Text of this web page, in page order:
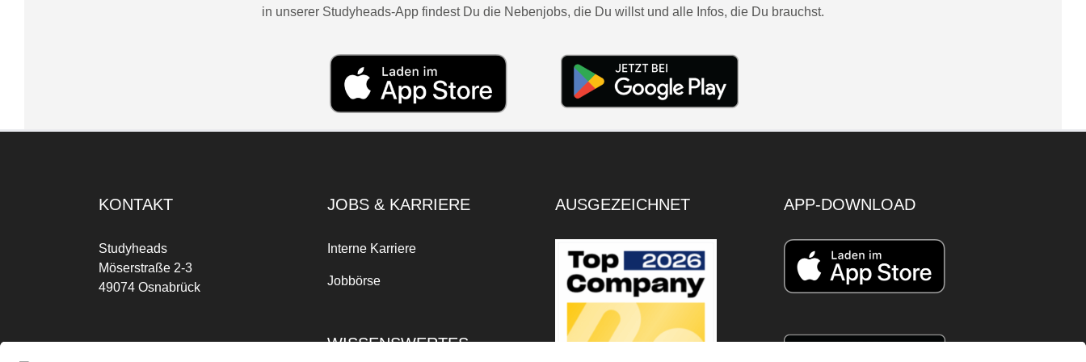
in unserer Studyheads-App findest Du die Nebenjobs, die Du willst und alle Infos, die Du brauchst.
KONTAKT
Studyheads
Möserstraße 2-3
49074 Osnabrück
JOBS & KARRIERE
Interne Karriere
Jobbörse
WISSENSWERTES
AUSGEZEICHNET APP-DOWNLOAD